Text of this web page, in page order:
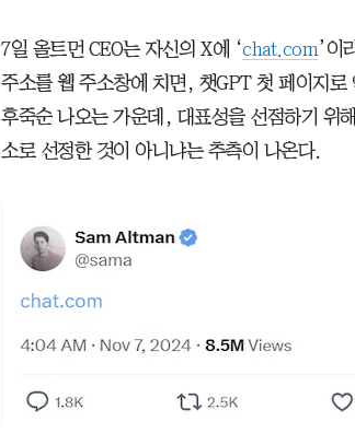
7일 올트먼 CEO는 자신의 X에 ‘chat.com’이
주소를 웹 주소창에 치면, 챗GPT 첫 페이지
후죽순 나오는 가운데, 대표성을 선점하기 위
소로 선정한 것이 아니냐는 추측이 나온다.